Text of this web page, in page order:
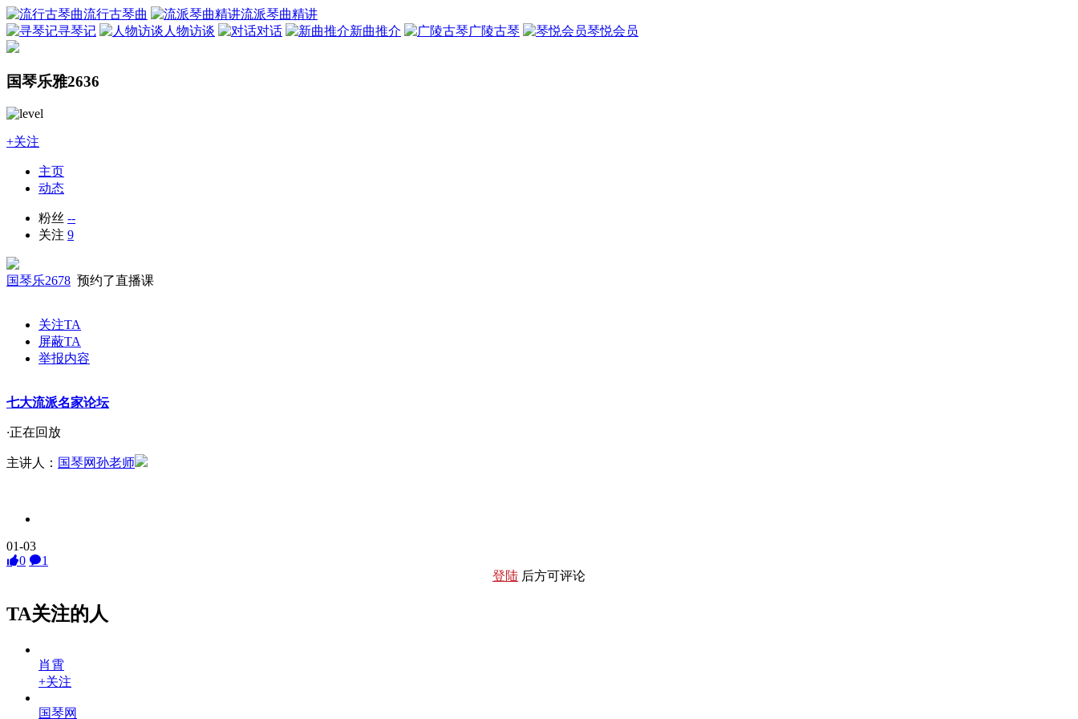
流行古琴曲
流派琴曲精讲
寻琴记
人物访谈 对话 新曲推介 广陵古琴 琴悦会员
国琴乐雅2636
+关注
主页
动态
粉丝 --
关注 9
国琴乐2678 预约了直播课
关注TA
屏蔽TA
举报内容
七大流派名家论坛
·正在回放
主讲人： 国琴网孙老师
01-03
0
1
登陆 后方可评论
TA关注的人
肖霄
+关注
国琴网